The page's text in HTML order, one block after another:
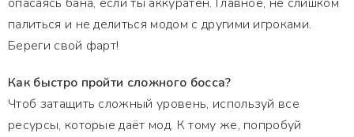
палиться и не делиться модом с другими игроками.
Береги свой фарт!
Как быстро пройти сложного босса?
Чтоб затащить сложный уровень, используй все
ресурсы, которые даёт мод. К тому же, попробуй